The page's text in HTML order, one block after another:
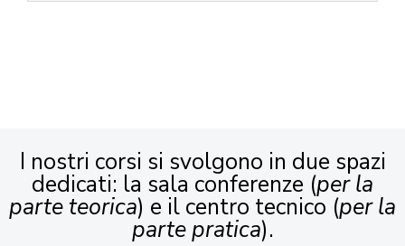
I nostri corsi si svolgono in due spazi
dedicati: la sala conferenze (per la
parte teorica) e il centro tecnico (per la
parte pratica).